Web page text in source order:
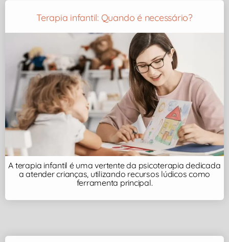
Terapia infantil: Quando é necessário?
A terapia infantil é uma vertente da psicoterapia dedicada
a atender crianças, utilizando recursos lúdicos como
ferramenta principal.